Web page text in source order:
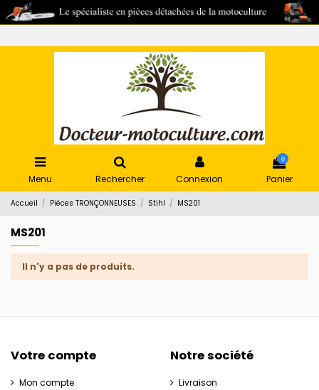
Menu Rechercher Connexion
0
Panier
Accueil Pièces TRONÇONNEUSES Stihl MS201
MS201
Il n'y a pas de produits.
Votre compte
Mon compte
Notre société
Livraison